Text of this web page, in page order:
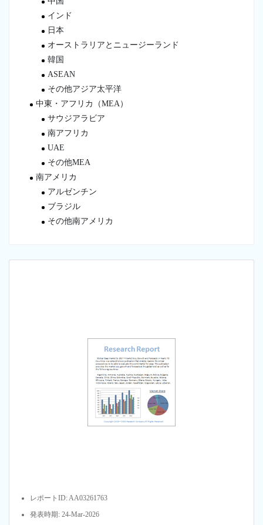
インド
日本
オーストラリアとニュージーランド
韓国
ASEAN
その他アジア太平洋
中東・アフリカ（MEA）
サウジアラビア
南アフリカ
UAE
その他MEA
南アメリカ
アルゼンチン
ブラジル
その他南アメリカ
レポートID: AA03261763
発表時期: 24-Mar-2026